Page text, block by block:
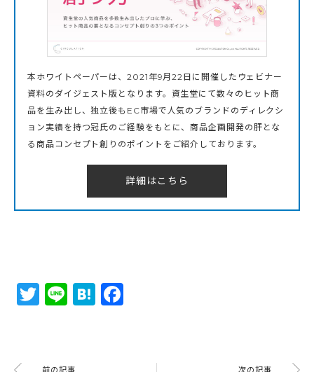
本ホワイトペーパーは、2021年9月22日に開催したウェビナー
資料のダイジェスト版となります。資生堂にて数々のヒット商
品を生み出し、独立後もEC市場で人気のブランドのディレクシ
ョン実績を持つ冠氏のご経験をもとに、商品企画開発の肝とな
る商品コンセプト創りのポイントをご紹介しております。
詳細はこちら
Twitter
LineHatena